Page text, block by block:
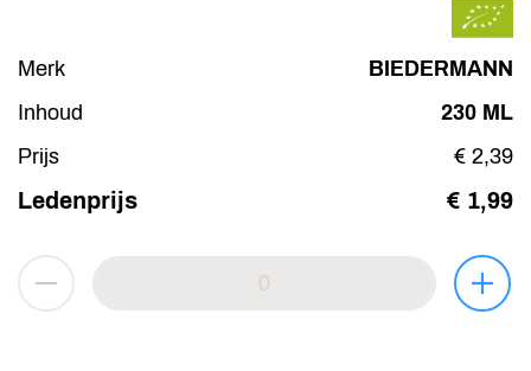
Merk
BIEDERMANN
Inhoud
230 ML
Prijs
€ 2,39
Ledenprijs € 1,99